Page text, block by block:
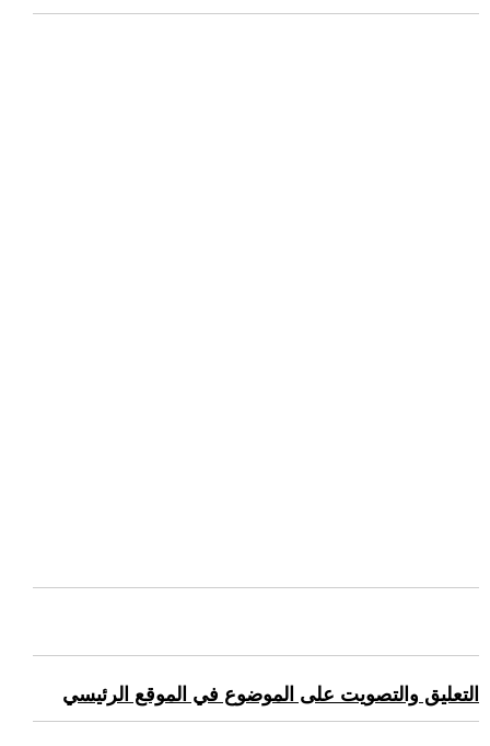
التعليق والتصويت على الموضوع في الموقع الرئيسي